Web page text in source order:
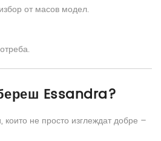
от масов модел.
Essandra?
не просто изглеждат добре –